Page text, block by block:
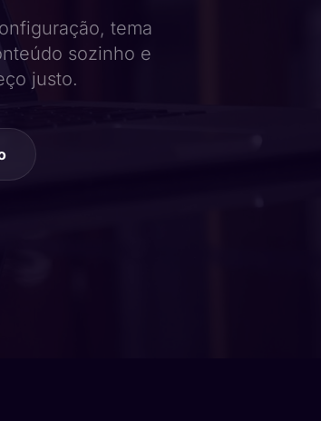
tema
sozinho e
justo.